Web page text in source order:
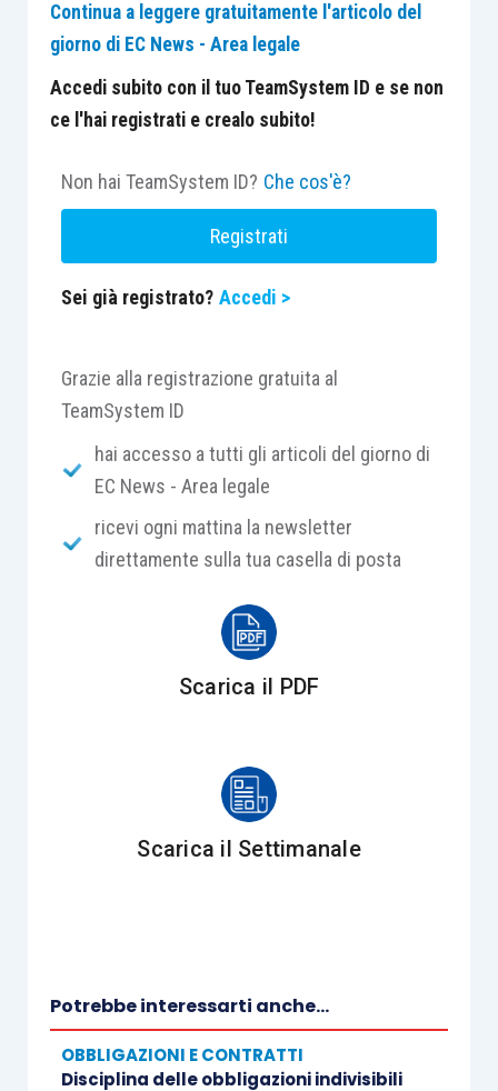
Continua a leggere gratuitamente l'articolo del
giorno di EC News - Area legale
Accedi subito con il tuo TeamSystem ID e se non
ce l'hai registrati e crealo subito!
Non hai TeamSystem ID? Che cos'è?
Registrati
Sei già registrato? Accedi >
Grazie alla registrazione gratuita al
TeamSystem ID
hai accesso a tutti gli articoli del giorno di
EC News - Area legale
ricevi ogni mattina la newsletter
direttamente sulla tua casella di posta
Scarica il PDF
Scarica il Settimanale
Potrebbe interessarti anche...
OBBLIGAZIONI E CONTRATTI
Disciplina delle obbligazioni indivisibili